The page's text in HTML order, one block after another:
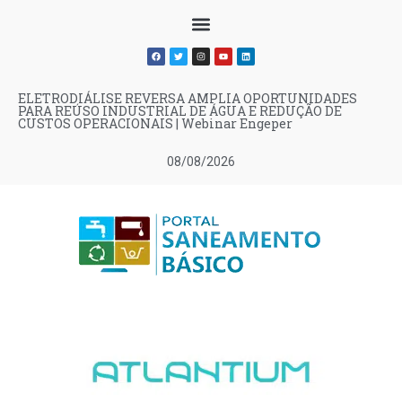
08/08/2026
ELETRODIÁLISE REVERSA AMPLIA OPORTUNIDADES
PARA REÚSO INDUSTRIAL DE ÁGUA E REDUÇÃO DE
CUSTOS OPERACIONAIS | Webinar Engeper